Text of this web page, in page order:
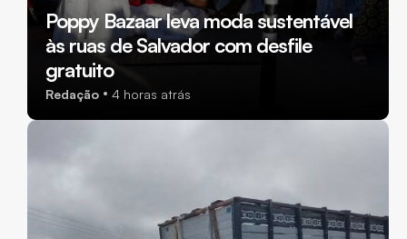
Poppy Bazaar leva moda sustentável
às ruas de Salvador com desfile
gratuito
Redação 4 horas atrás